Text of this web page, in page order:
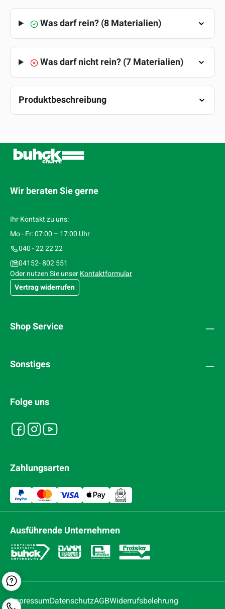
Kontaktformular
Was darf rein? (8 Materialien)
Was darf nicht rein?(7 Materialien)
Produktbeschreibung
Wir beraten Sie gerne
Ihr Kontakt zu uns:
Mo - Fr: 07:00 – 17:00 Uhr
040 - 22 22 22
04152- 802 551
Oder nutzen Sie unserKontaktformular
Vertrag widerrufen
Shop Service
Sonstiges
Folge uns
Zahlungsarten
Ausführende Unternehmen
ImpressumDatenschutzAGBWiderrufsbelehrung